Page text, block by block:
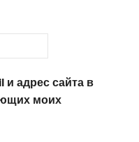
адрес сайта в
моих